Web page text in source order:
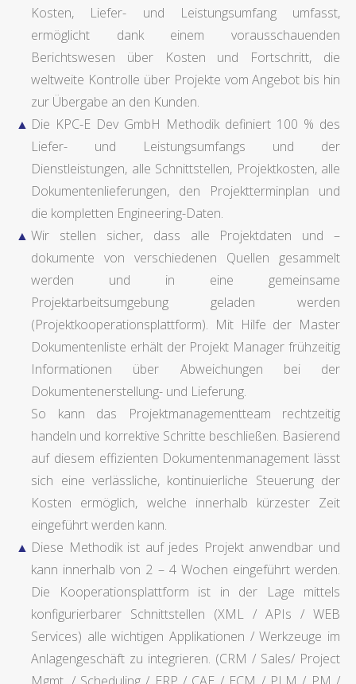
Kosten, Liefer- und Leistungsumfang umfasst,
ermöglicht dank einem vorausschauenden
Berichtswesen über Kosten und Fortschritt, die
weltweite Kontrolle über Projekte vom Angebot bis hin
zur Übergabe an den Kunden.
Die KPC-E Dev GmbH Methodik definiert 100 % des
Liefer- und Leistungsumfangs und der
Dienstleistungen, alle Schnittstellen, Projektkosten, alle
Dokumentenlieferungen, den Projektterminplan und
die kompletten Engineering-Daten.
Wir stellen sicher, dass alle Projektdaten und –
dokumente von verschiedenen Quellen gesammelt
werden und in eine gemeinsame
Projektarbeitsumgebung geladen werden
(Projektkooperationsplattform). Mit Hilfe der Master
Dokumentenliste erhält der Projekt Manager frühzeitig
Informationen über Abweichungen bei der
Dokumentenerstellung- und Lieferung.
So kann das Projektmanagementteam rechtzeitig
handeln und korrektive Schritte beschließen. Basierend
auf diesem effizienten Dokumentenmanagement lässt
sich eine verlässliche, kontinuierliche Steuerung der
Kosten ermöglich, welche innerhalb kürzester Zeit
eingeführt werden kann.
Diese Methodik ist auf jedes Projekt anwendbar und
kann innerhalb von 2 – 4 Wochen eingeführt werden.
Die Kooperationsplattform ist in der Lage mittels
konfigurierbarer Schnittstellen (XML / APIs / WEB
Services) alle wichtigen Applikationen / Werkzeuge im
Anlagengeschäft zu integrieren. (CRM / Sales/ Project